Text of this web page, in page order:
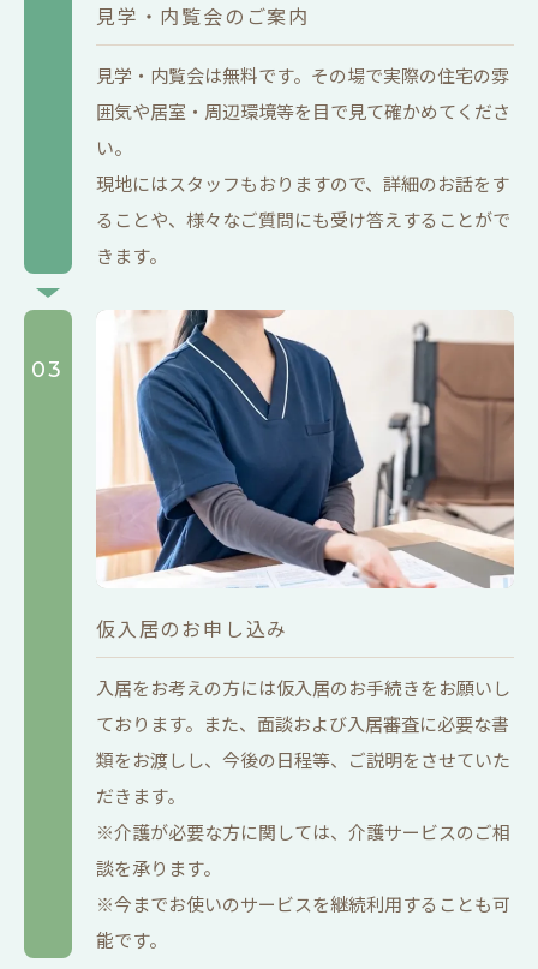
見学・内覧会のご案内
見学・内覧会は無料です。その場で実際の住宅の雰
囲気や居室・周辺環境等を目で見て確かめてくださ
い。
現地にはスタッフもおりますので、詳細のお話をす
ることや、様々なご質問にも受け答えすることがで
きます。
03
仮入居のお申し込み
入居をお考えの方には仮入居のお手続きをお願いし
ております。また、面談および入居審査に必要な書
類をお渡しし、今後の日程等、ご説明をさせていた
だきます。
※介護が必要な方に関しては、介護サービスのご相
談を承ります。
※今までお使いのサービスを継続利用することも可
能です。